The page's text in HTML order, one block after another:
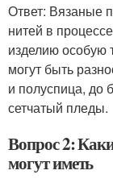
Ответ: Вязаные
нитей в
изделию особую
могут быть
и полуспица, до
сетчатый пледы.
Вопрос 2:
могут иметь